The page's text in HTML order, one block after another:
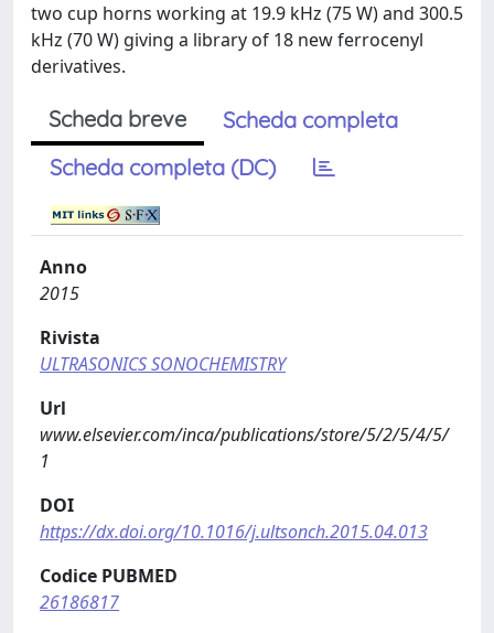
two cup horns working at 19.9 kHz (75 W) and 300.5
kHz (70 W) giving a library of 18 new ferrocenyl
derivatives.
Scheda breve
Scheda completa
Scheda completa (DC)
Anno
2015
Rivista
ULTRASONICS SONOCHEMISTRY
Url
www.elsevier.com/inca/publications/store/5/2/5/4/5/
1
DOI
https://dx.doi.org/10.1016/j.ultsonch.2015.04.013
Codice PUBMED
26186817